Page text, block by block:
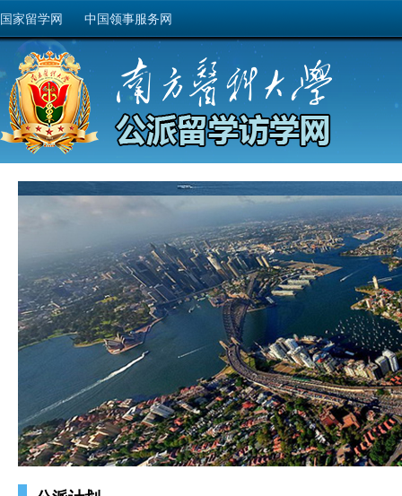
国家留学网 中国领事服务网